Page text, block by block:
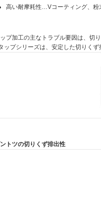
高い耐摩耗性…Vコーティング、粉
プ加工の主なトラブル要因は、切
ップシリーズは、安定した切りく
トツの切りくず排出性